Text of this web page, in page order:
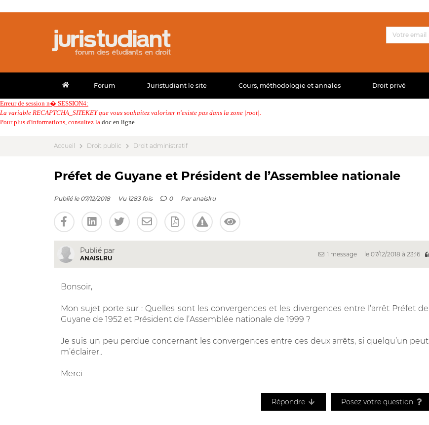
Forum Juristudiant le site Cours, méthodologie et annales Droit privé
Erreur de session n� SESSION4:
La variable RECAPTCHA_SITEKEY que vous souhaitez valoriser n'existe pas dans la zone |root|.
Pour plus d'informations, consultez la doc en ligne
Accueil Droit public Droit administratif
Préfet de Guyane et Président de l’Assemblee nationale
Publié le 07/12/2018 Vu 1283 fois 0 Par anaislru
Publié par
ANAISLRU
1 message le 07/12/2018 à 23:16
Bonsoir,
Mon sujet porte sur : Quelles sont les convergences et les divergences entre l’arrêt Préfet de
Guyane de 1952 et Président de l’Assemblée nationale de 1999 ?
Je suis un peu perdue concernant les convergences entre ces deux arrêts, si quelqu’un peut
m’éclairer..
Merci
Répondre Posez votre question